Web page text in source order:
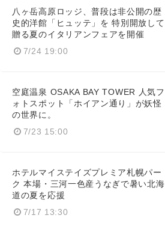
八ヶ岳高原ロッジ、普段は非公開の歴
史的洋館「ヒュッテ」を 特別開放して
贈る夏のイタリアンフェアを開催
7/24 19:00
空庭温泉 OSAKA BAY TOWER 人気フ
ォトスポット「ホイアン通り」が妖怪
の世界に。
7/23 15:00
ホテルマイステイズプレミア札幌パー
ク 本場・三河一色産うなぎで暑い北海
道の夏を応援
7/17 13:30